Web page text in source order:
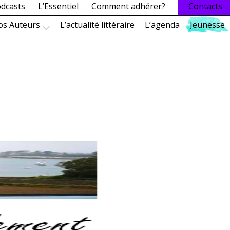
L’Essentiel Comment adhérer?
Contacts
Auteurs L’actualité littéraire L’agenda Jeunesse